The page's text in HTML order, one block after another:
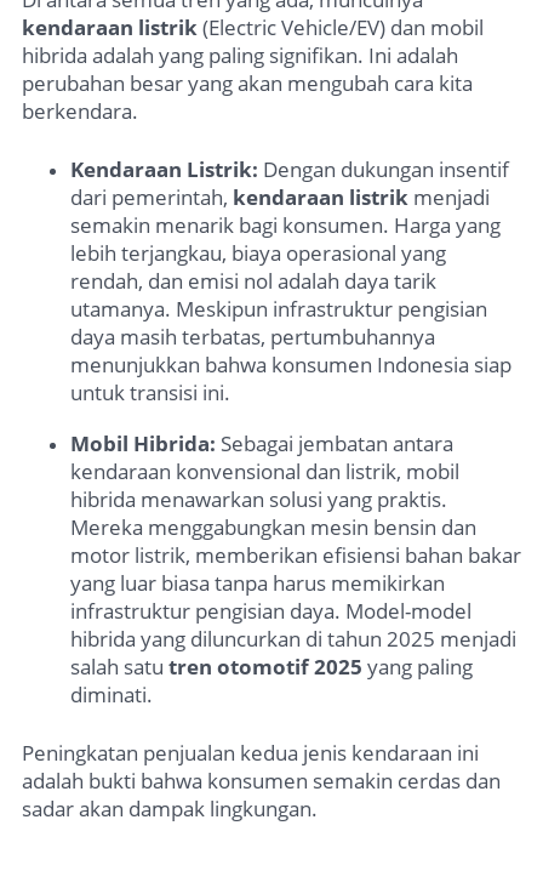
kendaraan listrik(Electric Vehicle/EV) dan mobil
hibrida adalah yang paling signifikan. Ini adalah
perubahan besar yang akan mengubah cara kita
berkendara.
Kendaraan Listrik: Dengan dukungan insentif
dari pemerintah, kendaraan listrik menjadi
semakin menarik bagi konsumen. Harga yang
lebih terjangkau, biaya operasional yang
rendah, dan emisi nol adalah daya tarik
utamanya. Meskipun infrastruktur pengisian
daya masih terbatas, pertumbuhannya
menunjukkan bahwa konsumen Indonesia siap
untuk transisi ini.
Mobil Hibrida: Sebagai jembatan antara
kendaraan konvensional dan listrik, mobil
hibrida menawarkan solusi yang praktis.
Mereka menggabungkan mesin bensin dan
motor listrik, memberikan efisiensi bahan bakar
yang luar biasa tanpa harus memikirkan
infrastruktur pengisian daya. Model-model
hibrida yang diluncurkan di tahun 2025 menjadi
salah satu tren otomotif 2025 yang paling
diminati.
Peningkatan penjualan kedua jenis kendaraan ini
adalah bukti bahwa konsumen semakin cerdas dan
sadar akan dampak lingkungan.